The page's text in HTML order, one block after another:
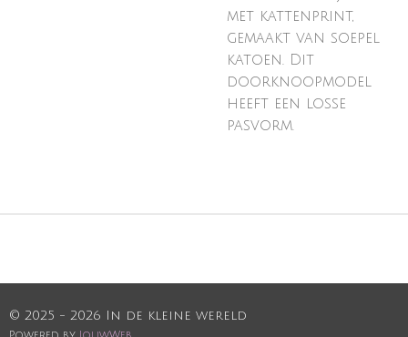
met kattenprint,
gemaakt van soepel
katoen. Dit
doorknoopmodel
heeft een losse
pasvorm.
© 2025 - 2026 In de kleine wereld